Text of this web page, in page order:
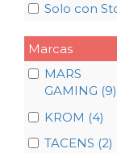
Solo con
Marcas
MARS
GAMING (9)
KROM (4)
TACENS (2)